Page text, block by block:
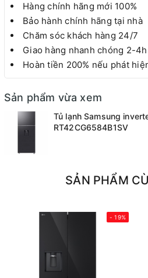
Hàng chính hãng mới 100%
Bảo hành chính hãng tại nhà
Chăm sóc khách hàng 24/7
Giao hàng nhanh chóng 2-4h
Hoàn tiền 200% nếu phát
Sản phẩm vừa xem
Tủ lạnh Samsung
RT42CG6584B1SV
SẢN PHẨM
- 19%